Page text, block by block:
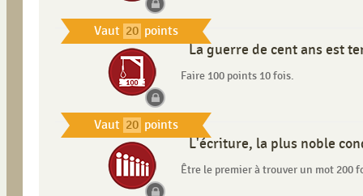
Vaut 20 points
Vaut 20 points
La guerre de cent ans est
Faire 100 points 10 fois.
L'écriture, la plus noble
Être le premier à trouver un mot 200